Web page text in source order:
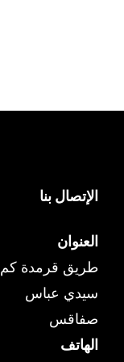
الإتصال بنا
العنوان
سيدي عباس
صفاقس
الهاتف